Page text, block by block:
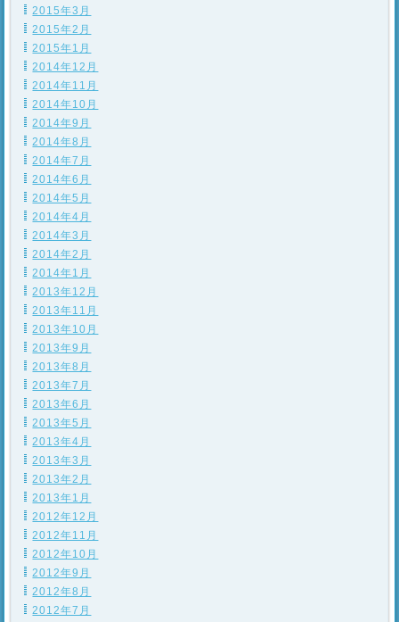
2015年3月
2015年2月
2015年1月
2014年12月
2014年11月
2014年10月
2014年9月
2014年8月
2014年7月
2014年6月
2014年5月
2014年4月
2014年3月
2014年2月
2014年1月
2013年12月
2013年11月
2013年10月
2013年9月
2013年8月
2013年7月
2013年6月
2013年5月
2013年4月
2013年3月
2013年2月
2013年1月
2012年12月
2012年11月
2012年10月
2012年9月
2012年8月
2012年7月